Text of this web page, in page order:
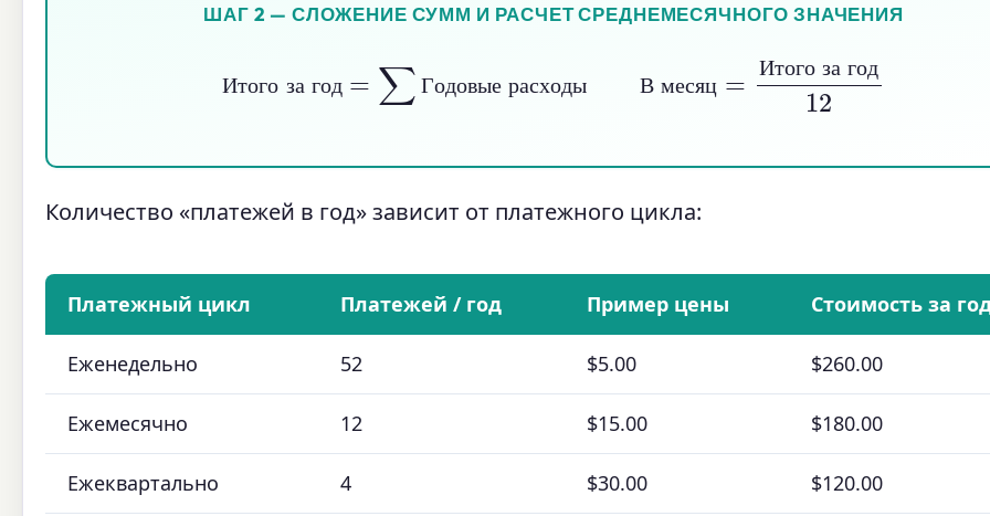
ШАГ 2 — СЛОЖЕНИЕ СУММ И РАСЧЕТ СРЕДНЕМЕСЯЧНОГО ЗНАЧЕНИЯ
И т ог о з а г о д Г о до вые р ас хо ды В м е сяц
И т ог о за г од
Итого за год
Количество «платежей в год» зависит от платежного цикла:
Платежный цикл Платежей / год Пример цены Стоимость за
Еженедельно 52 $5.00 $260.00
Ежемесячно 12 $15.00 $180.00
Ежеквартально 4 $30.00 $120.00